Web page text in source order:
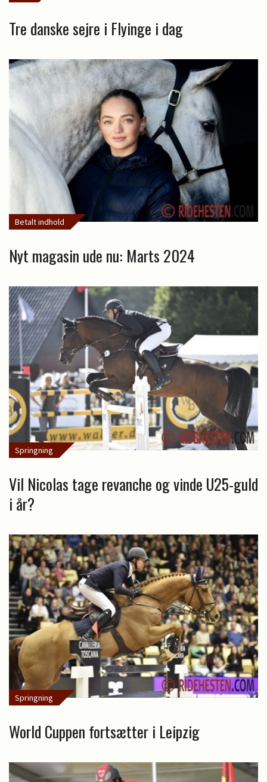
Tre danske sejre i Flyinge i dag
Betalt indhold
Nyt magasin ude nu: Marts 2024
Springning
Vil Nicolas tage revanche og vinde U25-guld
i år?
Springning
World Cuppen fortsætter i Leipzig